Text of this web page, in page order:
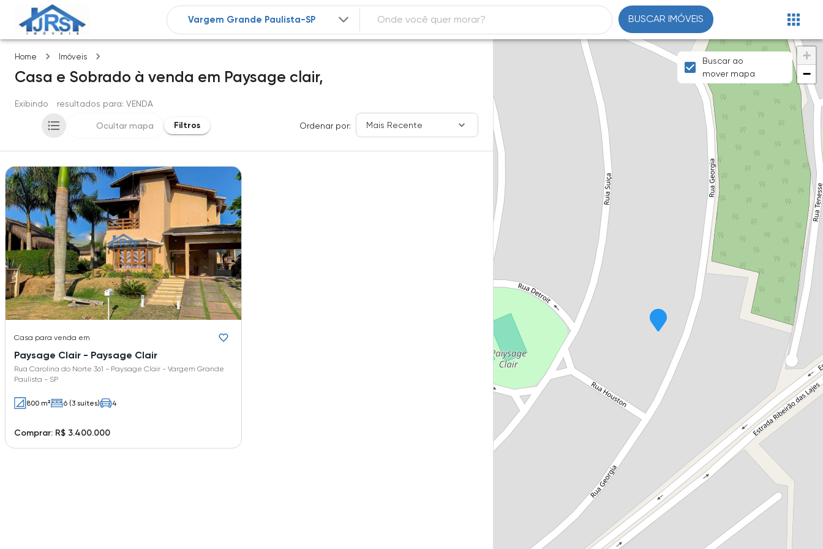
BUSCAR IMÓVEIS
Home Imóveis
Casa e Sobrado à venda em Paysage clair,
Exibindo resultados para: VENDA
Ocultar mapa Filtros Ordenar por: Mais Recente
Casa para venda em
Paysage Clair - Paysage Clair
Rua Carolina do Norte 361 - Paysage Clair - Vargem Grande
Paulista - SP
800 m² 6 (3 suítes) 4
Comprar: R$ 3.400.000
+
−
Buscar ao
mover mapa